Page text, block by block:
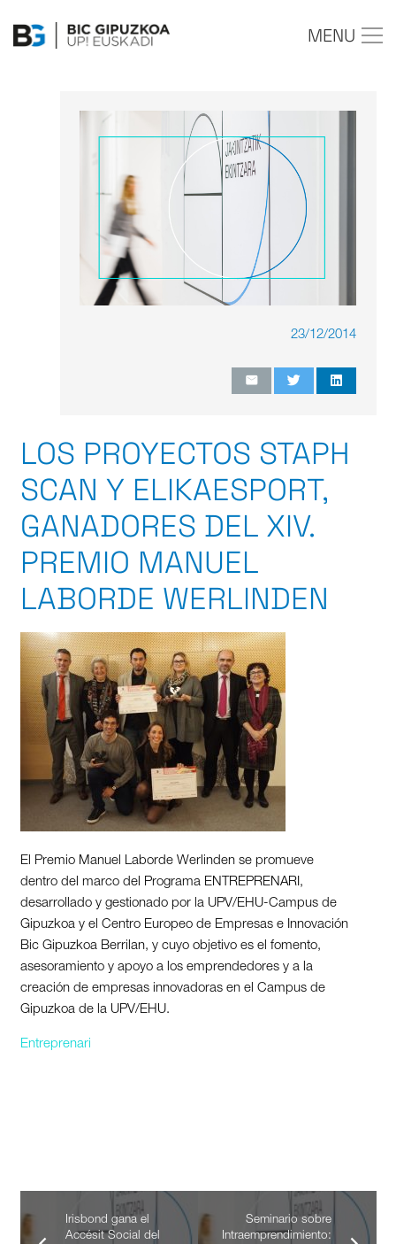
MENU
23/12/2014
LOS PROYECTOS STAPH
SCAN Y ELIKAESPORT,
GANADORES DEL XIV.
PREMIO MANUEL
LABORDE WERLINDEN
El Premio Manuel Laborde Werlinden se promueve
dentro del marco del Programa ENTREPRENARI,
desarrollado y gestionado por la UPV/EHU-Campus de
Gipuzkoa y el Centro Europeo de Empresas e Innovación
Bic Gipuzkoa Berrilan, y cuyo objetivo es el fomento,
asesoramiento y apoyo a los emprendedores y a la
creación de empresas innovadoras en el Campus de
Gipuzkoa de la UPV/EHU.
Entreprenari
Irisbond gana el
Accésit Social del
Seminario sobre
Intraemprendimiento: